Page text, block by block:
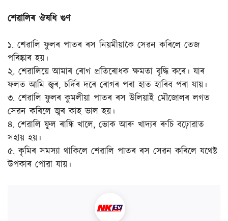
শেৱালিৰ ঔষধি গুণ
১. শেৱালি ফুলৰ পাতৰ ৰস নিয়মীয়াকৈ সেৱন কৰিলে তেজ
পৰিষ্কাৰ হয়।
২. শেৱালিয়ে আমাৰ ৰোগ প্ৰতিৰোধক ক্ষমতা বৃদ্ধি কৰে। যাৰ
ফলত আমি জ্বৰ, চৰ্দিৰ দৰে ৰোগৰ পৰা হাত হাৰিব পৰা যায়।
৩. শেৱালি ফুলৰ কুমলীয়া পাতৰ ৰস উলিয়াই মৌজোলৰ লগত
সেৱন কৰিলে জ্বৰ কাহ ভাল হয়।
৪. শেৱালি ফুল ৰান্ধি খালে, ভোক আৰু খাদ্যৰ ৰুচি বঢ়োৱাত
সহায় হয়।
৫. কৃমিৰ সমস্যা থাকিলে শেৱালি পাতৰ ৰস সেৱন কৰিলে যথেষ্ট
উপকাৰ পোৱা যায়।